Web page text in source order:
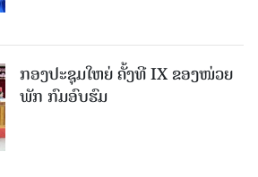
ກອງປະຊຸມໃຫຍ່ ຄັ້ງທີ IX ຂອງໜ່ວຍ
ພັກ ກົມອົບຮົມ